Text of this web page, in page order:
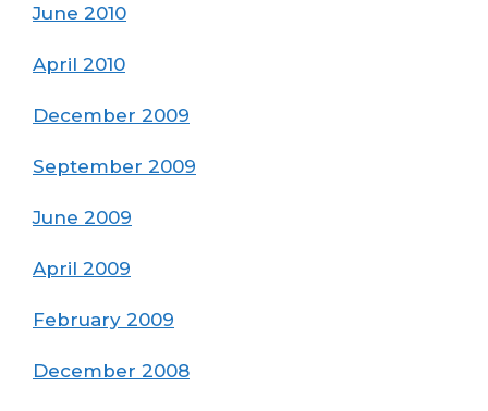
June 2010
April 2010
December 2009
September 2009
June 2009
April 2009
February 2009
December 2008